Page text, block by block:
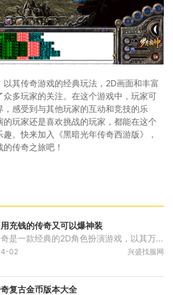
以其传奇游戏的经典玩法，2D画面和丰富
众多玩家的关注。在这个游戏中，玩家可
，感受到与其他玩家的互动和竞技的乐
的玩家还是喜欢挑战的玩家，都能在这个
。快来加入《黑暗光年传奇西游版》，
传奇之旅吧！
充钱的传奇又可以爆神装
传奇是一款经典的2D角色扮演游戏，以其万人在线、玩家互动的特点，吸引了许多游戏爱好者。不同于现今的3D游戏，传奇以其独特的画风和刺激的战斗方式成为了许多老玩家的心头好。
02 兴盛找服网
复古金币版本大全